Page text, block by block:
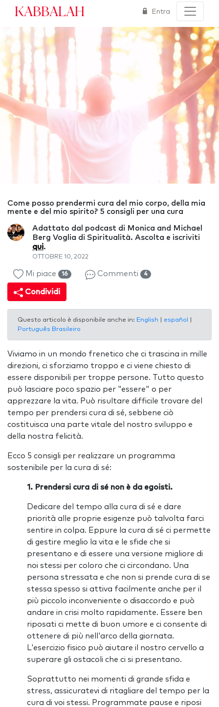
Kabbalah Entra
Come posso prendermi cura del mio corpo, della mia
mente e del mio spirito? 5 consigli per una cura
Adattato dal podcast di Monica and Michael
Berg Voglia di Spiritualità. Ascolta e iscriviti
qui.
OTTOBRE 10, 2022
Mi piace 16 Commenti 4
Condividi
Questo articolo è disponibile anche in: English español
Português Brasileiro
Viviamo in un mondo frenetico che ci trascina in mille
direzioni, ci sforziamo troppo e ci viene chiesto di
essere disponibili per troppe persone. Tutto questo
può lasciare poco spazio per "essere" o per
apprezzare la vita. Può risultare difficile trovare del
tempo per prendersi cura di sé, sebbene ciò
costituisca una parte vitale del nostro sviluppo e
della nostra felicità.
Ecco 5 consigli per realizzare un programma
sostenibile per la cura di sé:
1. Prendersi cura di sé non è da egoisti.
Dedicare del tempo alla cura di sé e dare
priorità alle proprie esigenze può talvolta farci
sentire in colpa. Eppure la cura di sé ci permette
di gestire meglio la vita e le sfide che si
presentano e di essere una versione migliore di
noi stessi per coloro che ci circondano. Una
persona stressata e che non si prende cura di se
stessa spesso si attiva facilmente anche per il
più piccolo inconveniente o disaccordo e può
andare in crisi molto rapidamente. Essere ben
riposati ci mette di buon umore e ci consente di
ottenere di più nell'arco della giornata.
L'esercizio fisico può aiutare il nostro cervello a
superare gli ostacoli che ci si presentano.
Soprattutto nei momenti di grande sfida e
stress, assicuratevi di ritagliare del tempo per la
cura di voi stessi. Programmate pause e riposi